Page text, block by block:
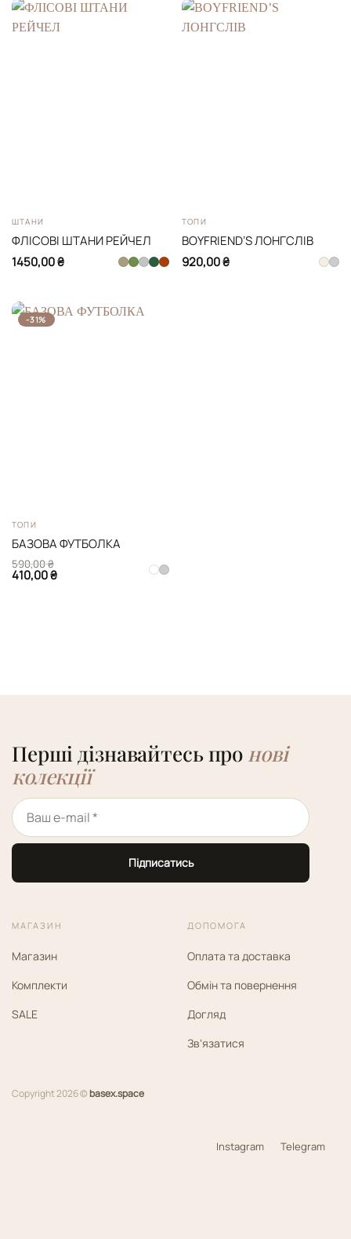
ШТАНИ
ФЛІСОВІ ШТАНИ РЕЙЧЕЛ
1450,00₴
ТОПИ
BOYFRIENDʼS ЛОНГСЛІВ
920,00₴
-31%
ТОПИ
БАЗОВА ФУТБОЛКА
590,00₴
Оригінальна
ціна:
410,00₴
Поточна
Перші дізнавайтесь про нові
колекції
МАГАЗИН
Магазин
Комплекти
SALE
ДОПОМОГА
Оплата та доставка
Обмін та повернення
Догляд
Звʼязатися
Copyright 2026 ©basex.space
Instagram Telegram